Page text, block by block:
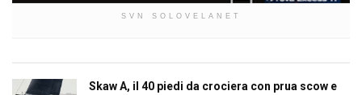
SVN SOLOVELANET
Skaw A, il 40 piedi da crociera con prua scow e